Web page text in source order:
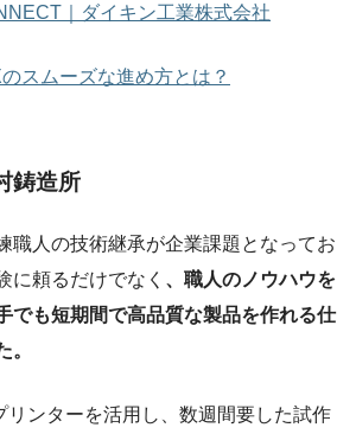
｜ダイキン工業株式会社
スムーズな進め方とは？
鋳造所
職人の技術継承が企業課題となってお
に頼るだけでなく 、職人のノウハウを
でも短期間で高品質な製品を作れる仕
。
リンターを活用し、数週間要した試作